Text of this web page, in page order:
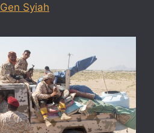
Gen Syiah